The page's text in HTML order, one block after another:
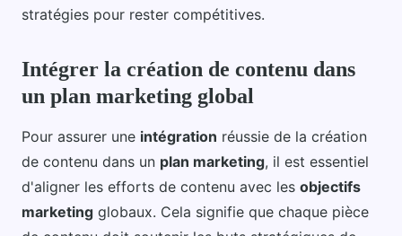
stratégies pour rester compétitives.
Intégrer la création de contenu dans
un plan marketing global
Pour assurer une intégration réussie de la création
de contenu dans un plan marketing, il est essentiel
d'aligner les efforts de contenu avec les objectifs
marketing globaux. Cela signifie que chaque pièce